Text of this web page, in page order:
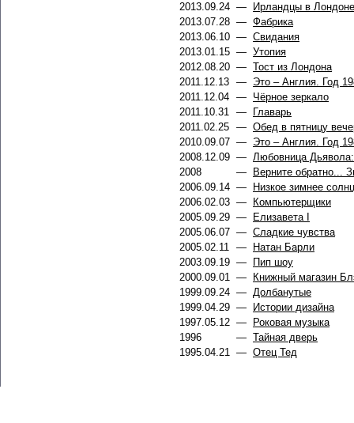
2013.09.24 —
Ирландцы в Лондоне
2013.07.28 — Фабрика
2013.06.10 — Свидания
2013.01.15 — Утопия
2012.08.20 — Тост из Лондона
2011.12.13 — Это – Англия. Год
2011.12.04 — Чёрное зеркало
2011.10.31 —
Главарь
2011.02.25 — Обед в пятницу
2010.09.07 — Это – Англия. Год
2008.12.09 — Любовница
2008
—
Верните обратно...
2006.09.14 —
Низкое зимнее
2006.02.03 —
Компьютерщики
2005.09.29 —
Елизавета I
2005.06.07 — Сладкие чувства
2005.02.11 —
Натан Барли
2003.09.19 —
Пип шоу
2000.09.01 —
Книжный магазин
1999.09.24 — Долбанутые
1999.04.29 —
Истории дизайна
1997.05.12 —
Роковая музыка
1996
— Тайная дверь
1995.04.21 — Отец Тед